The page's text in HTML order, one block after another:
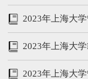
复试参考书
2023年上海大
备考攻略
2023年上海大
程
2023年上海大